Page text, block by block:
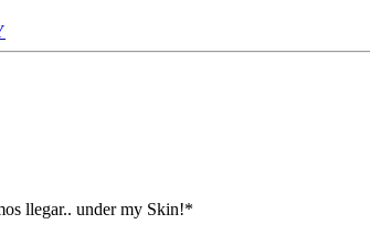
llegar.. under my Skin!*